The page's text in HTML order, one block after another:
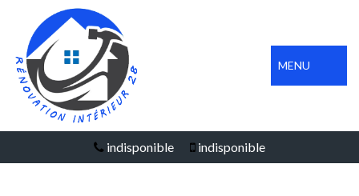
MENU
indisponible indisponible